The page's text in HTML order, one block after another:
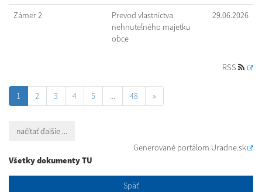
Zámer 2
Prevod vlastníctva
nehnuteľného majetku
obce
29.06.2026
RSS
1 2 3 4 5 ... 48 »
načítať ďalšie ...
Generované portálom Uradne.sk
Všetky dokumenty TU
Späť